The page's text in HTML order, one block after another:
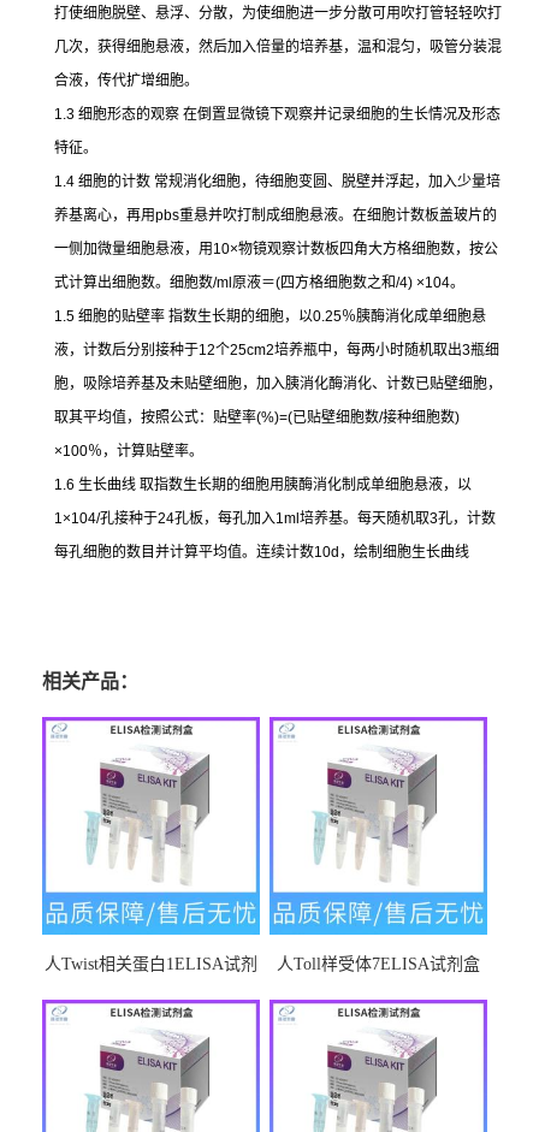
打使细胞脱壁、悬浮、分散，为使细胞进一步分散可用吹打管轻轻吹打
几次，获得细胞悬液，然后加入倍量的培养基，温和混匀，吸管分装混
合液，传代扩增细胞。
1.3 细胞形态的观察 在倒置显微镜下观察并记录细胞的生长情况及形态
特征。
1.4 细胞的计数 常规消化细胞，待细胞变圆、脱壁并浮起，加入少量培
养基离心，再用pbs重悬并吹打制成细胞悬液。在细胞计数板盖玻片的
一侧加微量细胞悬液，用 10×物镜观察计数板四角大方格细胞数，按公
式计算出细胞数。细胞数/ml 原液＝(四方格细胞数之和/4) ×104。
1.5 细胞的贴壁率 指数生长期的细胞，以0.25％胰酶消化成单细胞悬
液，计数后分别接种于12个25cm2培养瓶中，每两小时随机取出3瓶细
胞，吸除培养基及未贴壁细胞，加入胰消化酶消化、计数已贴壁细胞，
取其平均值，按照公式：贴壁率(%)=(已贴壁细胞数/接种细胞数)
×100％，计算贴壁率。
1.6 生长曲线 取指数生长期的细胞用胰酶消化制成单细胞悬液，以
1×104/孔接种于24孔板，每孔加入1ml 培养基。每天随机取3孔，计数
每孔细胞的数目并计算平均值。连续计数10d ，绘制细胞生长曲线
相关产品：
人Twist相关蛋白1ELISA试剂
人Toll样受体7ELISA试剂盒